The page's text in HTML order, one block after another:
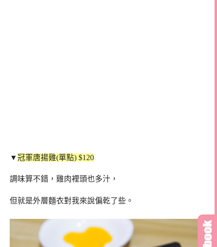
▼冠軍唐揚雞(單點) $120
調味算不錯，雞肉裡頭也多汁，
但就是外層麵衣對我來說偏乾了些。